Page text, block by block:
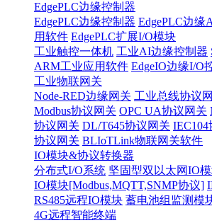
EdgePLC边缘控制器
EdgePLC边缘控制器 EdgePLC边缘
用软件 EdgePLC扩展I/O模块
工业触控一体机 工业AI边缘控制器
ARM工业应用软件 EdgeIO边缘I/O
工业物联网关
Node-RED边缘网关 工业总线协议
Modbus协议网关 OPC UA协议网关
协议网关 DL/T645协议网关
协议网关 BLIoTLink物联网关软件
IO模块&协议转换器
分布式I/O系统 坚固型双以太网IO
IO模块[Modbus,MQTT,SNMP协议]
RS485远程IO模块 蓄电池组监测模
4G远程智能终端